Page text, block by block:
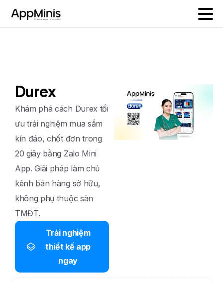
Durex
Khám phá cách Durex tối
ưu trải nghiệm mua sắm
kín đáo, chốt đơn trong
20 giây bằng Zalo Mini
App. Giải pháp làm chủ
kênh bán hàng sở hữu,
không phụ thuộc sàn
TMĐT.
Trải nghiệm
thiết kế app
ngay